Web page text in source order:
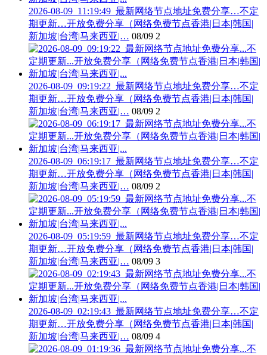
2026-08-09_11:19:49_最新网络节点地址免费分享…不定
期更新…开放免费分享（网络免费节点香港|日本|韩国|
新加坡|台湾|马来西亚|… 08/09 2
2026-08-09_09:19:22_最新网络节点地址免费分享…不定
期更新…开放免费分享（网络免费节点香港|日本|韩国|
新加坡|台湾|马来西亚|… 08/09 2
2026-08-09_06:19:17_最新网络节点地址免费分享…不定
期更新…开放免费分享（网络免费节点香港|日本|韩国|
新加坡|台湾|马来西亚|… 08/09 2
2026-08-09_05:19:59_最新网络节点地址免费分享…不定
期更新…开放免费分享（网络免费节点香港|日本|韩国|
新加坡|台湾|马来西亚|… 08/09 3
2026-08-09_02:19:43_最新网络节点地址免费分享…不定
期更新…开放免费分享（网络免费节点香港|日本|韩国|
新加坡|台湾|马来西亚|… 08/09 4